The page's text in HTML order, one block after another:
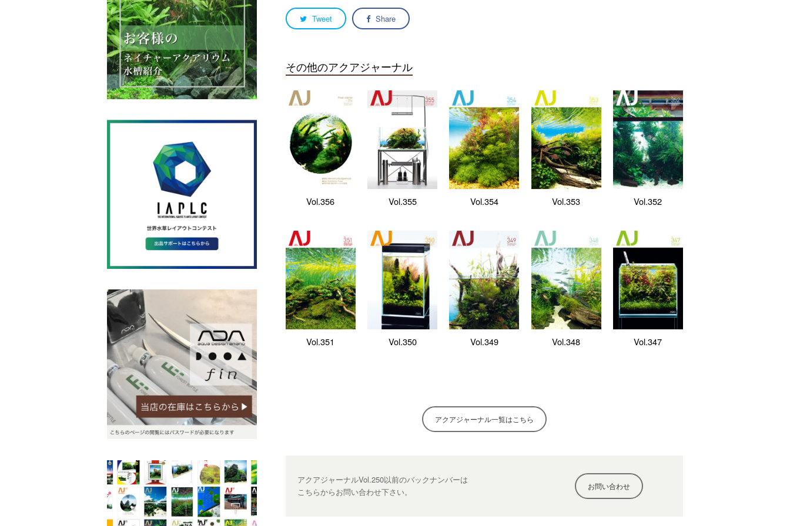
Tweet Share
その他のアクアジャーナル
Vol.356 Vol.355 Vol.354 Vol.353 Vol.352
Vol.351 Vol.350 Vol.349 Vol.348 Vol.347
アクアジャーナル一覧はこちら
アクアジャーナルVol.250以前のバックナンバーは
こちらからお問い合わせ下さい。
お問い合わせ